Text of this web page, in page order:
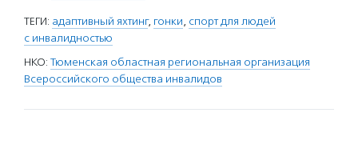
ТЕГИ: адаптивный яхтинг, гонки, спорт для людей
с инвалидностью
НКО: Тюменская областная региональная организация
Всероссийского общества инвалидов